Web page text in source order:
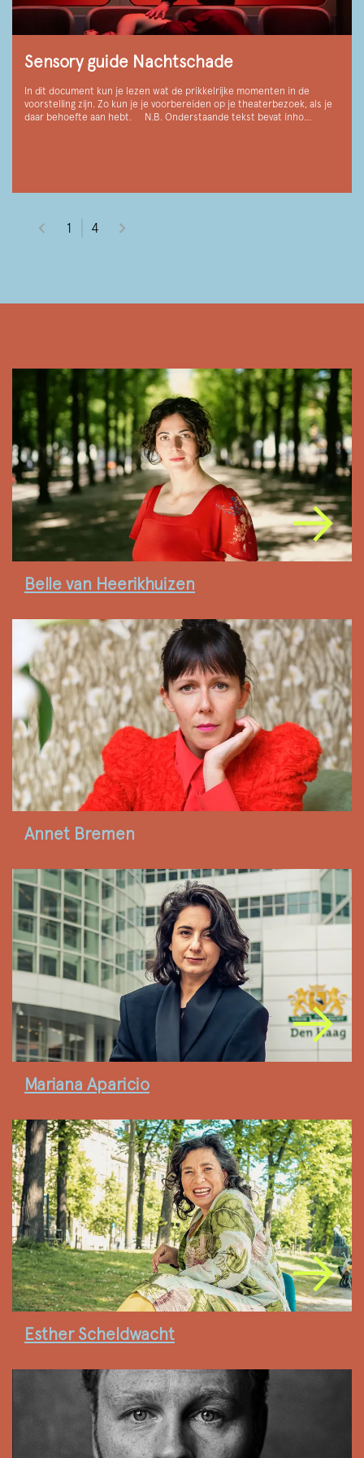
Sensory guide Nachtschade
In dit document kun je lezen wat de prikkelrijke momenten in de
voorstelling zijn. Zo kun je je voorbereiden op je theaterbezoek, als je
daar behoefte aan hebt. N.B. Onderstaande tekst bevat inho…
1 4
Belle van Heerikhuizen
Annet Bremen
Mariana Aparicio
Esther Scheldwacht